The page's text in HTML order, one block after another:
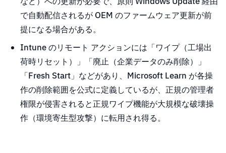
で自動配信されるが OEM のファームウェア更新が前
提になる場合がある。
Intune のリモート アクションには「ワイプ（工場出
荷時リセット）」「廃止（企業データのみ削除）」
「Fresh Start」などがあり、Microsoft Learn が各操
作の削除範囲を公式に定義しているが、正規の管理者
権限が侵害されると正規ワイプ機能が大規模な破壊操
作（環境寄生型攻撃）に転用され得る。